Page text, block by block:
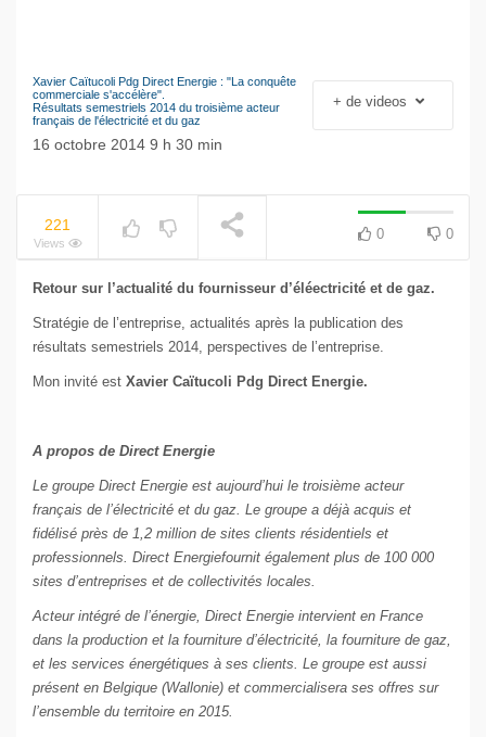
NOW PLAYING
Le séisme industriel
Volkswagen
Xavier Caïtucoli Pdg Direct Energie : "La conquête
commerciale s'accélère".
Résultats semestriels 2014 du troisième acteur
français de l'électricité et du gaz
16 octobre 2014 9 h 30 min
+ de videos
221
Views
0 0
Retour sur l’actualité du fournisseur d’éléectricité et de gaz.
Stratégie de l’entreprise, actualités après la publication des
résultats semestriels 2014, perspectives de l’entreprise.
Mon invité est Xavier Caïtucoli Pdg Direct Energie.
A propos de Direct Energie
Le groupe Direct Energie est aujourd’hui le troisième acteur
français de l’électricité et du gaz. Le groupe a déjà acquis et
fidélisé près de 1,2 million de sites clients résidentiels et
professionnels. Direct Energiefournit également plus de 100 000
sites d’entreprises et de collectivités locales.
Acteur intégré de l’énergie, Direct Energie intervient en France
dans la production et la fourniture d’électricité, la fourniture de gaz,
et les services énergétiques à ses clients. Le groupe est aussi
présent en Belgique (Wallonie) et commercialisera ses offres sur
l’ensemble du territoire en 2015.